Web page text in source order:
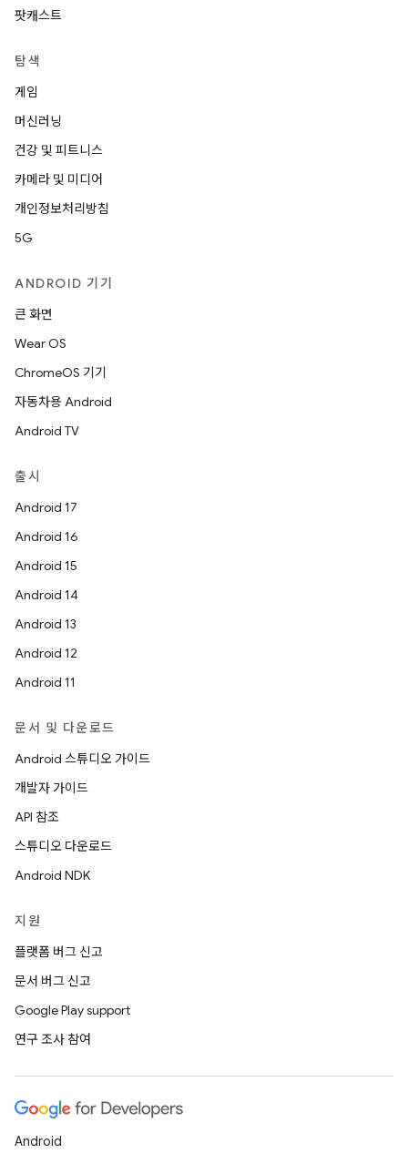
팟캐스트
탐색
게임
머신러닝
건강 및 피트니스
카메라 및 미디어
개인정보처리방침
5G
ANDROID 기기
큰 화면
Wear OS
ChromeOS 기기
자동차용 Android
Android TV
출시
Android 17
Android 16
Android 15
Android 14
Android 13
Android 12
Android 11
문서 및 다운로드
Android 스튜디오 가이드
개발자 가이드
API 참조
스튜디오 다운로드
Android NDK
지원
플랫폼 버그 신고
문서 버그 신고
Google Play support
연구 조사 참여
Android